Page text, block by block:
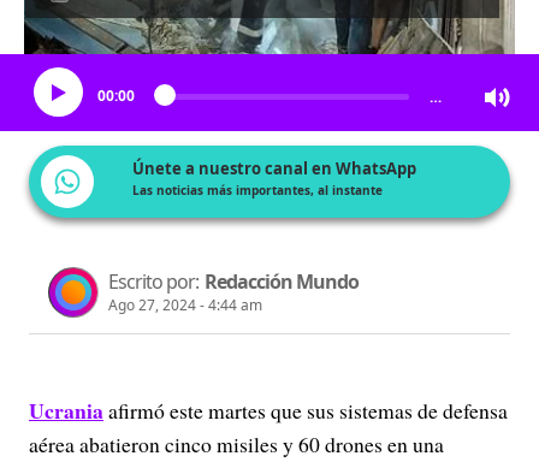
Escucha el artículo
00:00 …
Únete a nuestro canal en WhatsApp
Las noticias más importantes, al instante
Escrito por: Redacción Mundo
Ago 27, 2024 - 4:44 am
Ucraniaafirmó este martes que sus sistemas de defensa
aérea abatieron cinco misiles y 60 drones en una